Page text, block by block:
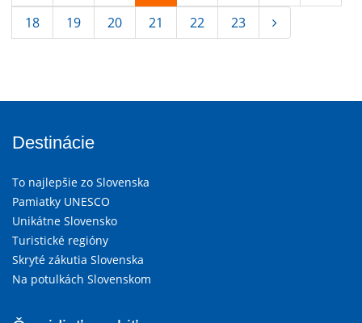
18
19 20 21 22 23
Destinácie
To najlepšie zo Slovenska
Pamiatky UNESCO
Unikátne Slovensko
Turistické regióny
Skryté zákutia Slovenska
Na potulkách Slovenskom